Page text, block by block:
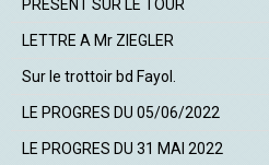
PRESENT SUR LE TOUR
LETTRE A Mr ZIEGLER
Sur le trottoir bd Fayol.
LE PROGRES DU 05/06/2022
LE PROGRES DU 31 MAI 2022